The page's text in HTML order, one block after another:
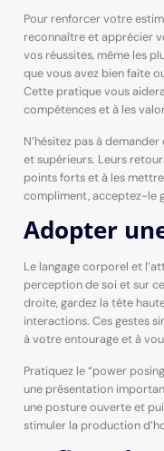
Pour renforcer votre
reconnaître et apprécier
vos réussites, même les
que vous avez bien faite
Cette pratique vous
compétences et à les
N’hésitez pas à
et supérieurs. Leurs
points forts et à les
compliment, acceptez-le
Adopter
Le langage corporel et
perception de soi et sur
droite, gardez la tête
interactions. Ces gestes
à votre entourage et à
Pratiquez le “power
une présentation
une posture ouverte et
stimuler la production